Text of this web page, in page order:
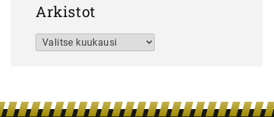
Arkistot
Arkistot